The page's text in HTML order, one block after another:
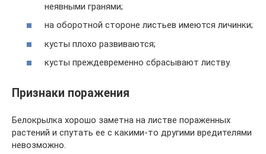
неявными гранями;
на оборотной стороне листьев имеются личинки;
кусты плохо развиваются;
кусты преждевременно сбрасывают листву.
Признаки поражения
Белокрылка хорошо заметна на листве пораженных
растений и спутать ее с какими-то другими вредителями
невозможно.